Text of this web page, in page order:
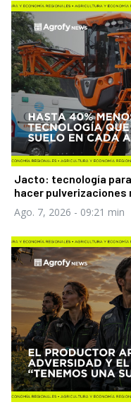
Jacto: tecnología
hacer pulverizaciones
Ago. 7, 2026 - 09:21 min